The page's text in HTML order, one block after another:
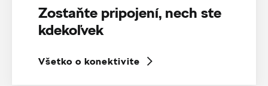
Zostaňte pripojení, nech ste
kdekoľvek
Všetko o konektivite